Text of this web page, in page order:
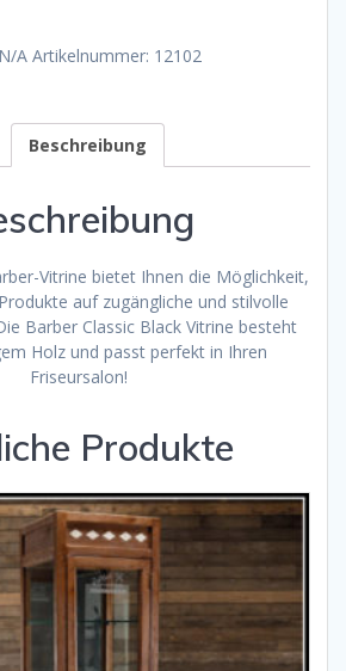
N/A Artikelnummer: 12102
Beschreibung
Vitrine bietet Ihnen die Möglichkeit,
auf zugängliche und stilvolle
Barber Classic Black Vitrine besteht
Holz und passt perfekt in Ihren
Friseursalon!
Produkte